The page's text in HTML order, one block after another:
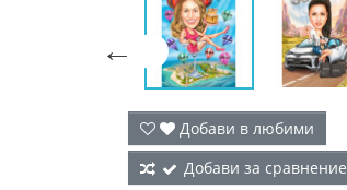

Добави в любими
Добави за сравнение